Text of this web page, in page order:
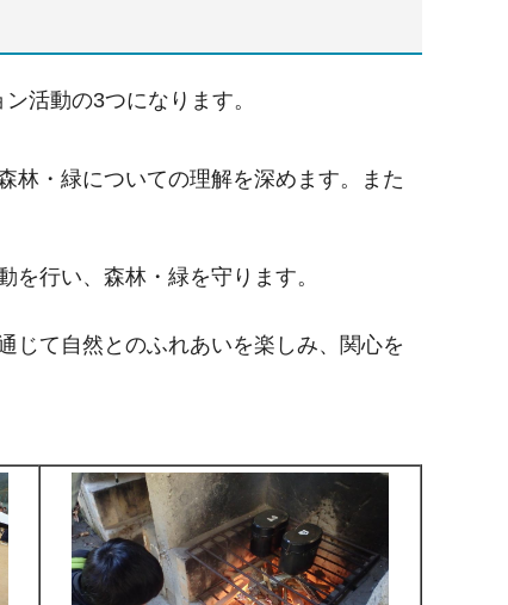
活動の3つになります。
林・緑についての理解を深めます。また
行い、森林・緑を守ります。
じて自然とのふれあいを楽しみ、関心を